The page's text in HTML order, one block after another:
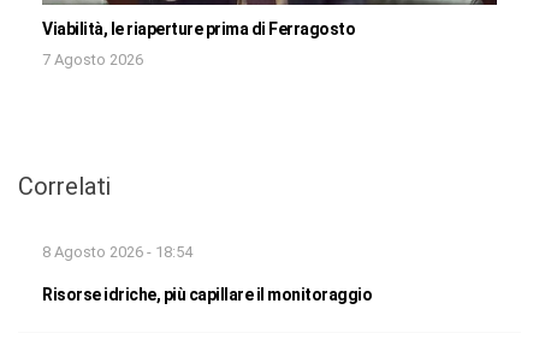
Viabilità, le riaperture prima di Ferragosto
7 Agosto 2026
Correlati
8 Agosto 2026 - 18:54
Risorse idriche, più capillare il monitoraggio